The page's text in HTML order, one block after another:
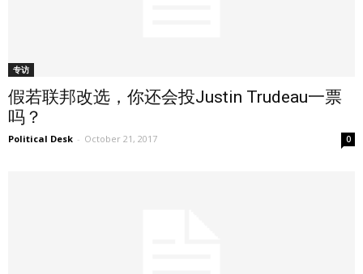
专访
假若联邦改选，你还会投Justin Trudeau一票
吗？
Political Desk - October 21, 2017 0